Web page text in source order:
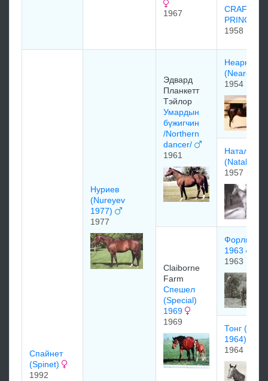
1967
CRAFTY
PRINCESS
1958
Спaйнeт
(Spinet)
1992
Нуриев
(Nureyev
1977)
1977
Эдваpд
Планкетт
Тэйлop
Умардын
бүжигчин
/Northern
dancer/
1961
Неарктик
(Nearctic)
1954
Наталма
(Natalma)
1957
Claiborne
Farm
Спешел
(Special)
1969
1969
Форли
1963
1963
Тонг
1964)
1964